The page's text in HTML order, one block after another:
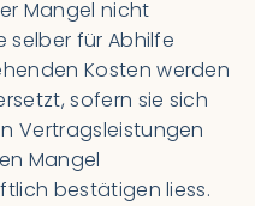
Mangel nicht
selber für Abhilfe
Kosten werden
sofern sie sich
Vertragsleistungen
Mangel
bestätigen liess.